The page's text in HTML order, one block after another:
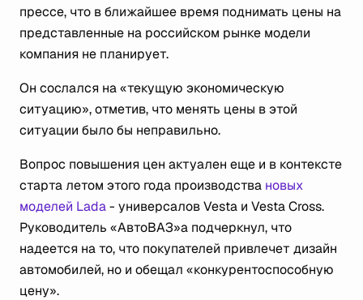
прессе, что в ближайшее время поднимать цены на
представленные на российском рынке модели
компания не планирует.
Он сослался на «текущую экономическую
ситуацию», отметив, что менять цены в этой
ситуации было бы неправильно.
Вопрос повышения цен актуален еще и в контексте
старта летом этого года производства новых
моделей Lada- универсалов Vesta и Vesta Cross.
Руководитель «АвтоВАЗ»а подчеркнул, что
надеется на то, что покупателей привлечет дизайн
автомобилей, но и обещал «конкурентоспособную
цену».